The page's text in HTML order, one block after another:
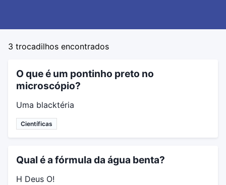
3 trocadilhos encontrados
O que é um pontinho preto no
microscópio?
Uma blacktéria
Científicas
Qual é a fórmula da água benta?
H Deus O!